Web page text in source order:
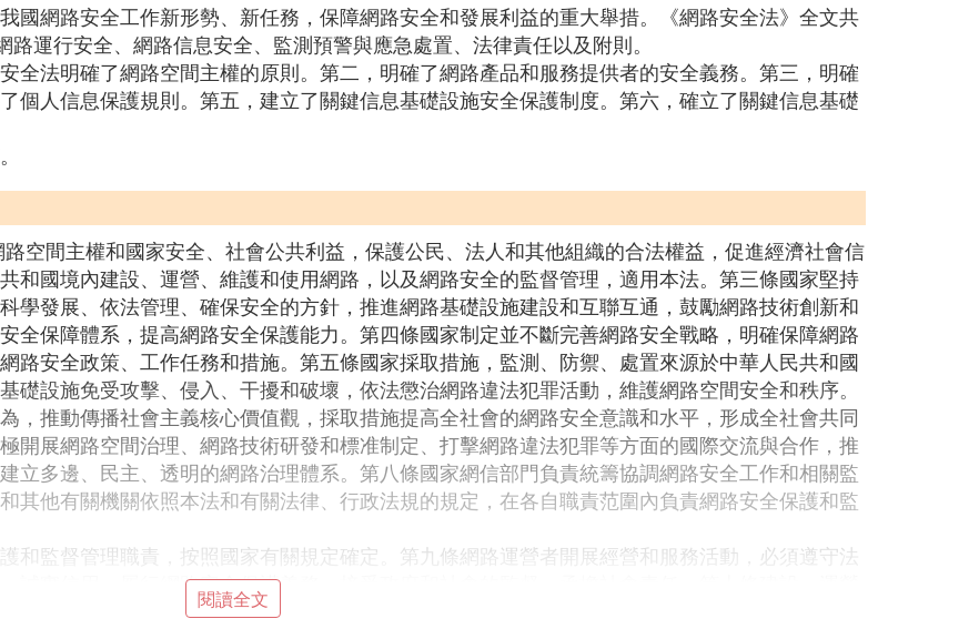
國網路安全工作新形勢、新任務，保障網路安全和發展利益的重大舉措。《網路安全法》全文共
運行安全、網路信息安全、監測預警與應急處置、法律責任以及附則。
全法明確了網路空間主權的原則。第二，明確了網路產品和服務提供者的安全義務。第三，明確
個人信息保護規則。第五，建立了關鍵信息基礎設施安全保護制度。第六，確立了關鍵信息基礎
空間主權和國家安全、社會公共利益，保護公民、法人和其他組織的合法權益，促進經濟社會信
和國境內建設、運營、維護和使用網路，以及網路安全的監督管理，適用本法。第三條國家堅持
學發展、依法管理、確保安全的方針，推進網路基礎設施建設和互聯互通，鼓勵網路技術創新和
全保障體系，提高網路安全保護能力。第四條國家制定並不斷完善網路安全戰略，明確保障網路
路安全政策、工作任務和措施。第五條國家採取措施，監測、防禦、處置來源於中華人民共和國
礎設施免受攻擊、侵入、干擾和破壞，依法懲治網路違法犯罪活動，維護網路空間安全和秩序。
，推動傳播社會主義核心價值觀，採取措施提高全社會的網路安全意識和水平，形成全社會共同
開展網路空間治理、網路技術研發和標准制定、打擊網路違法犯罪等方面的國際交流與合作，推
立多邊、民主、透明的網路治理體系。第八條國家網信部門負責統籌協調網路安全工作和相關監
其他有關機關依照本法和有關法律、行政法規的規定，在各自職責范圍內負責網路安全保護和監
和監督管理職責，按照國家有關規定確定。第九條網路運營者開展經營和服務活動，必須遵守法
誠實信用，履行網路安全保護義務，接受政府和社會的監督，承擔社會責任。第十條建設、運營
政法規的規定和國家標準的強制性要求，採取技術措施和其他必要措施，保障網路安全、穩定運
閱讀全文